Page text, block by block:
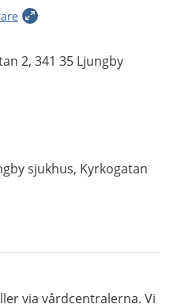
2, 341 35 Ljungby
sjukhus, Kyrkogatan
via vårdcentralerna. Vi